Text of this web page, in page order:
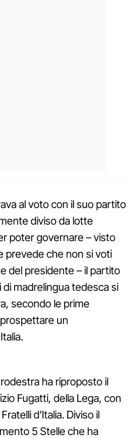
al voto con il suo partito
diviso da lotte
poter governare – visto
prevede che non si voti
del presidente – il partito
madrelingua tedesca si
secondo le prime
un
ha riproposto il
Fugatti, della Lega, con
d'Italia. Diviso il
5 Stelle che ha